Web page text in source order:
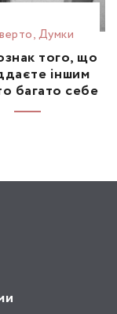
,Думки
того, що
іншим
багато себе